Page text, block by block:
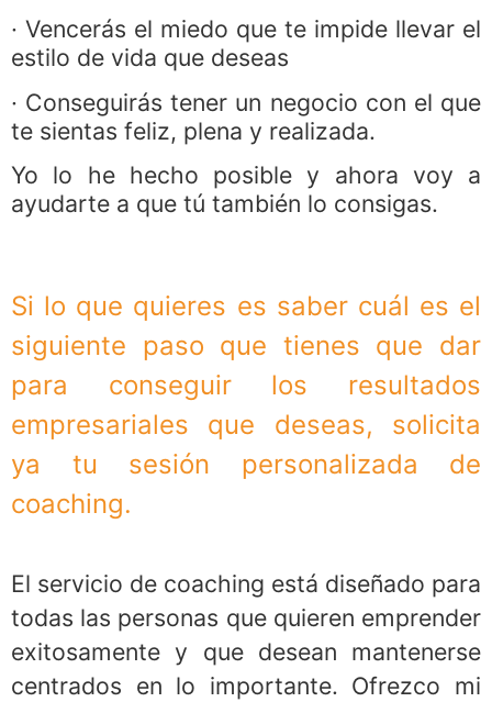
· Vencerás el miedo que te impide llevar el
estilo de vida que deseas
· Conseguirás tener un negocio con el que
te sientas feliz, plena y realizada.
Yo lo he hecho posible y ahora voy a
ayudarte a que tú también lo consigas.
Si lo que quieres es saber cuál es el
siguiente paso que tienes que dar
para conseguir los resultados
empresariales que deseas, solicita
ya tu sesión personalizada de
coaching.
El servicio de coaching está diseñado para
todas las personas que quieren emprender
exitosamente y que desean mantenerse
centrados en lo importante. Ofrezco mi